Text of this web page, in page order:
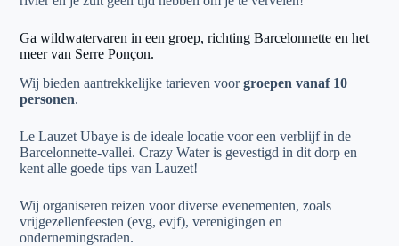
Ga wildwatervaren in een groep, richting Barcelonnette en het
meer van Serre Ponçon.
Wij bieden aantrekkelijke tarieven voorgroepen vanaf 10
personen.
Le Lauzet Ubaye is de ideale locatie voor een verblijf in de
Barcelonnette-vallei. Crazy Water is gevestigd in dit dorp en
kent alle goede tips van Lauzet!
Wij organiseren reizen voor diverse evenementen, zoals
vrijgezellenfeesten (evg, evjf), verenigingen en
ondernemingsraden.